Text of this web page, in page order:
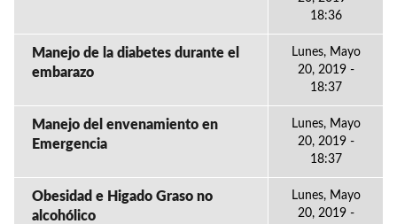
18:36
Manejo de la diabetes durante el
embarazo
Lunes, Mayo
20, 2019 -
18:37
Manejo del envenamiento en
Emergencia
Lunes, Mayo
20, 2019 -
18:37
Obesidad e Higado Graso no
alcohólico
Lunes, Mayo
20, 2019 -